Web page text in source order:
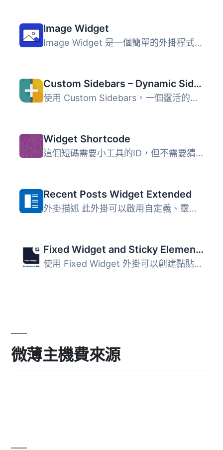
Image Widget
Image Widget 是一個簡單的外掛程式，利用 WordPress 原生媒...
Custom Sidebars – Dynamic Sidebar Classic Widget Area Manager
使用 Custom Sidebars，一個靈活的小工具管理器，在您的網站...
Widget Shortcode
這個短碼需要小工具的ID，但不需要猜測，外掛會為你生成代碼...
Recent Posts Widget Extended
外掛描述 此外掛可以啟用自定義、靈活且進階的最新文章功能，...
Fixed Widget and Sticky Elements for WordPress
使用 Fixed Widget 外掛可以創建黏貼式的小部件、區塊和其他...
微薄主機費來源